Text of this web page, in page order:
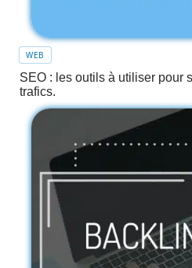
WEB
SEO : les outils à utiliser pour
trafics.